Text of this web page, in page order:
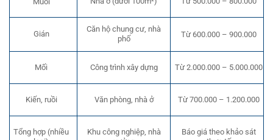
Gián
Căn hộ chung cư, nhà
phố
Từ 600.000 – 900.000
Mối Công trình xây dựng Từ 2.000.000 – 5.000.000
Kiến, ruồi Văn phòng, nhà ở Từ 700.000 – 1.200.000
Tổng hợp (nhiều
Khu công nghiệp, nhà
Báo giá theo khảo sát